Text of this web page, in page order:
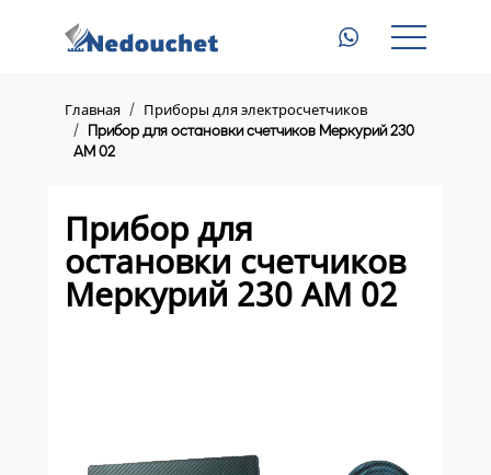
Главная
Электросчетчики с пультом
Доставка
Контакты
Главная Приборы для электросчетчиков
Прибор для остановки счетчиков Меркурий 230
AM 02
Прибор для
остановки счетчиков
Меркурий 230 AM 02